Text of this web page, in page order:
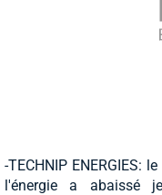
-TECHNIP ENERGIES:
l'énergie a abaissé